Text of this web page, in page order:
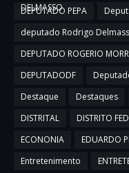
DELMASSO
DEPUTADO PEPA
deputado Rodrigo
DEPUTADO ROGERIO
DEPUTADODF
Destaque
Destaques
DISTRITAL
DISTRITO
ECONONIA
EDUARDO
Entretenimento